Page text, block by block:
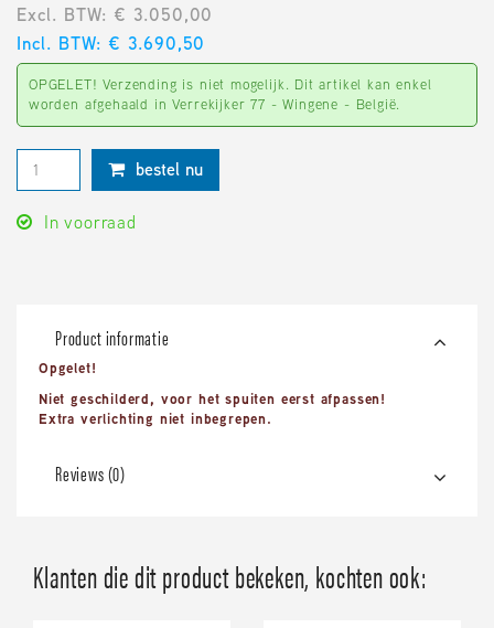
Excl. BTW: € 3.050,00
Incl. BTW: € 3.690,50
OPGELET! Verzending is niet mogelijk. Dit artikel kan enkel
worden afgehaald in Verrekijker 77 - Wingene - België.
bestel nu
In voorraad
Product informatie
Opgelet!
Niet geschilderd, voor het spuiten eerst afpassen!
Extra verlichting niet inbegrepen.
Reviews (0)
Klanten die dit product bekeken, kochten ook: